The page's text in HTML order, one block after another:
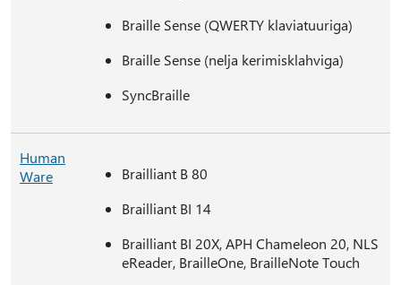
Braille Sense (QWERTY klaviatuuriga)
Braille Sense (nelja kerimisklahviga)
SyncBraille
Human
Ware
Brailliant B 80
Brailliant BI 14
Brailliant BI 20X, APH Chameleon 20, NLS
eReader, BrailleOne, BrailleNote Touch